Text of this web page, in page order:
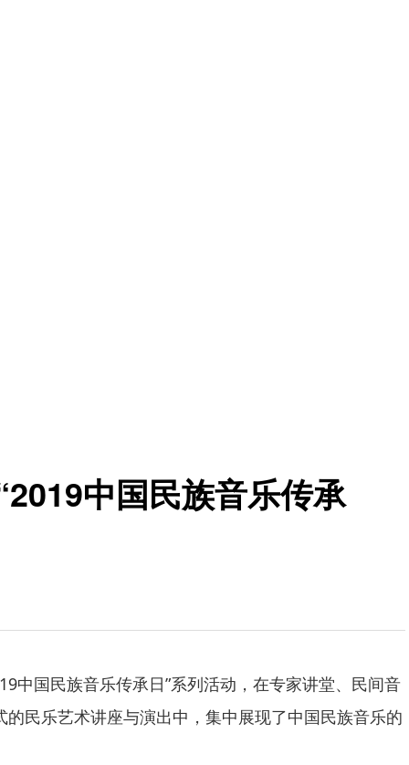
中国民族音乐传承
国民族音乐传承日”系列活动，在专家讲堂、民间音
民乐艺术讲座与演出中，集中展现了中国民族音乐的